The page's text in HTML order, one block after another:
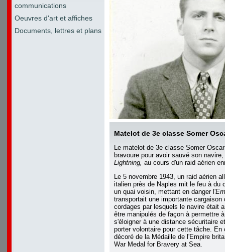
communications
Oeuvres d'art et affiches
Documents, lettres et plans
Matelot de 3e classe Somer
Le matelot de 3e classe Somer
bravoure pour avoir sauvé son
Lightning, au cours d'un raid aérien
Le 5 novembre 1943, un raid aérien
italien près de Naples mit le feu à du
un quai voisin, mettant en danger l'
transportait une importante cargaison
cordages par lesquels le navire était
être manipulés de façon à permettre
s'éloigner à une distance sécuritaire
porter volontaire pour cette tâche. En
décoré de la Médaille de l'Empire
War Medal for Bravery at Sea.